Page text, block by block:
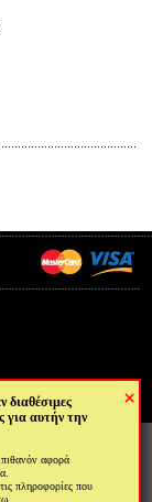
×
διαθέσιμες
για αυτήν την
αφορά
πληροφορίες που
σας